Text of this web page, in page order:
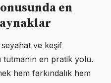
en
ve keşif
en pratik yolu.
hem farkındalık hem